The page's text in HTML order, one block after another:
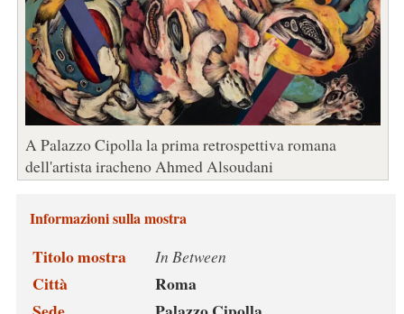
A Palazzo Cipolla la prima retrospettiva romana
dell'artista iracheno Ahmed Alsoudani
Informazioni sulla mostra
Titolo mostra In Between
Città
Roma